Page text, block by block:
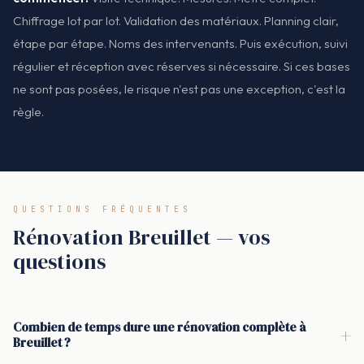
Chiffrage lot par lot. Validation des matériaux. Planning clair,
étape par étape. Noms des intervenants. Puis exécution, suivi
régulier et réception avec réserves si nécessaire. Si ces bases
ne sont pas posées, le risque n'est pas une exception, c'est la
règle.
QUESTIONS FRÉQUENTES
Rénovation Breuillet — vos
questions
Combien de temps dure une rénovation complète à
Breuillet ?
+